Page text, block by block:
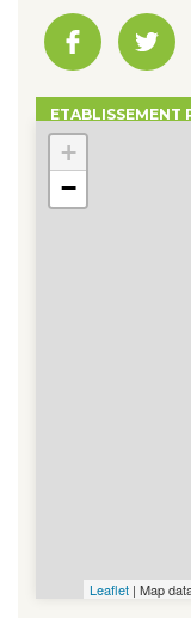
ETABLISSEMENT
+
−
Leaflet | Map